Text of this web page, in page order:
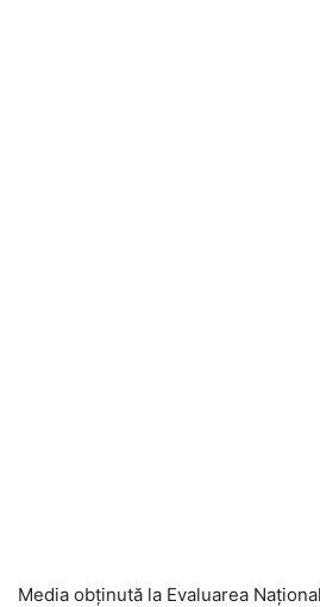
Media obţinută la Evaluarea